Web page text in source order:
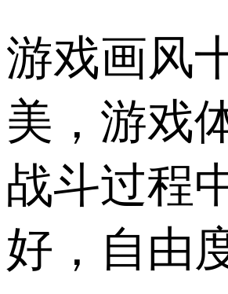
游戏画风
美，游戏
战斗过程
好，自由